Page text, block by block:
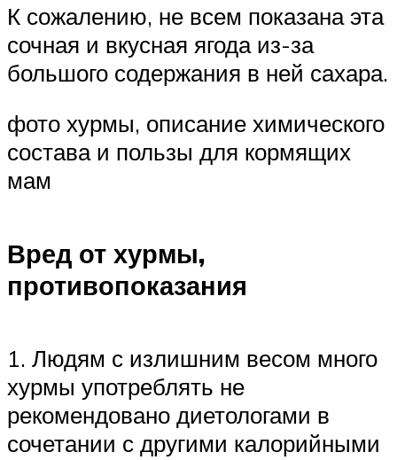
К сожалению, не всем показана эта
сочная и вкусная ягода из-за
большого содержания в ней сахара.
фото хурмы, описание химического
состава и пользы для кормящих
мам
Вред от хурмы,
противопоказания
1. Людям с излишним весом много
хурмы употреблять не
рекомендовано диетологами в
сочетании с другими калорийными